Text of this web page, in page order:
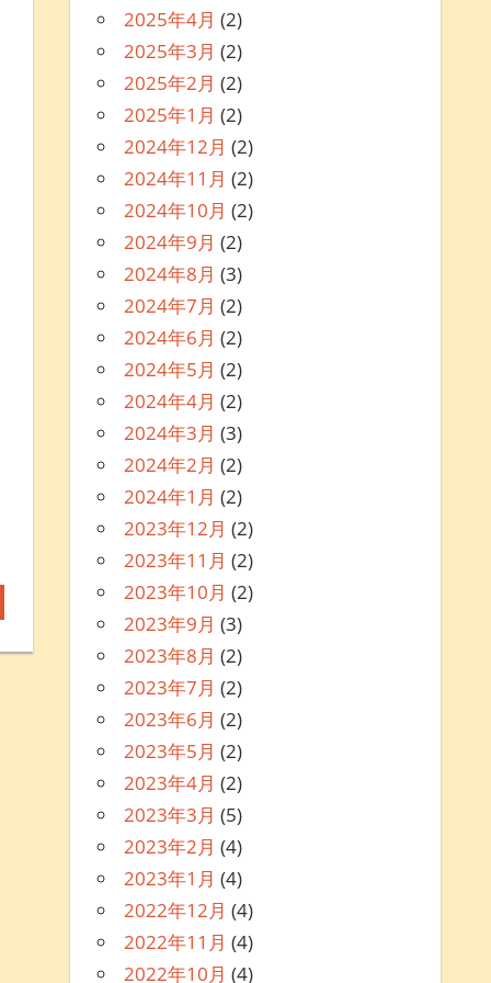
2025年4月 (2)
2025年3月 (2)
2025年2月 (2)
2025年1月 (2)
2024年12月 (2)
2024年11月 (2)
2024年10月 (2)
2024年9月 (2)
2024年8月 (3)
2024年7月 (2)
2024年6月 (2)
2024年5月 (2)
2024年4月 (2)
2024年3月 (3)
2024年2月 (2)
2024年1月 (2)
2023年12月 (2)
2023年11月 (2)
2023年10月 (2)
2023年9月 (3)
2023年8月 (2)
2023年7月 (2)
2023年6月 (2)
2023年5月 (2)
2023年4月 (2)
2023年3月 (5)
2023年2月 (4)
2023年1月 (4)
2022年12月 (4)
2022年11月 (4)
2022年10月 (4)